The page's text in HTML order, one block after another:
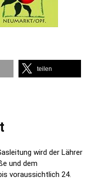
teilen
wird der Lährer
und dem
voraussichtlich 24.